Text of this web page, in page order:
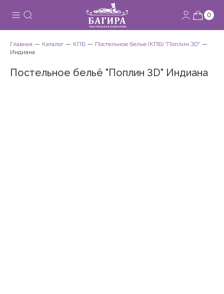
0
Главная Каталог КПБ
Постельное белье (КПБ) "Поплин 3D"
Индиана
Постельное бельё "Поплин 3D" Индиана